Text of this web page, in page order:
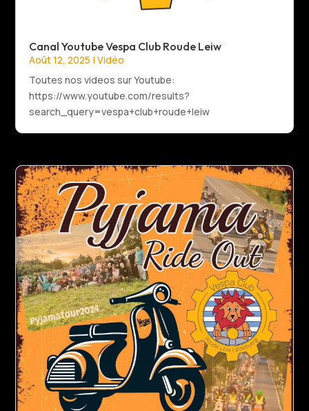
Canal Youtube Vespa Club Roude Leiw
Août 12, 2025 |Vidéo
Toutes nos videos sur Youtube:
https://www.youtube.com/results?
search_query=vespa+club+roude+leiw